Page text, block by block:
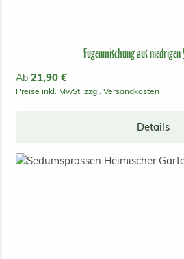
Fugenmischung aus
Regulärer Preis:
Ab 21,90 €
Preise inkl. MwSt. zzgl. Versandkosten
Details